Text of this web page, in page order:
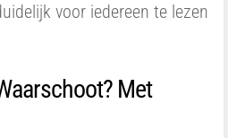
voor iedereen te lezen
Met